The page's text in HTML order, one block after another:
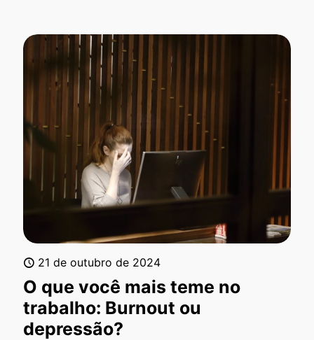
21 de outubro de 2024
O que você mais teme no
trabalho: Burnout ou
depressão?